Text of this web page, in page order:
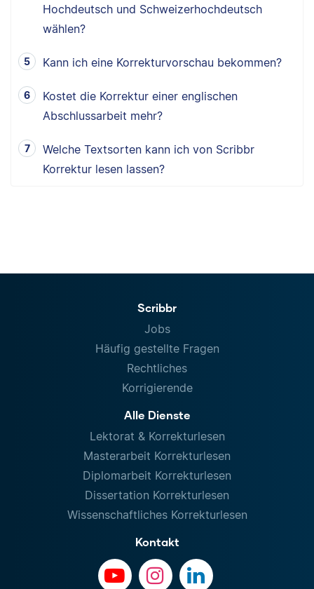
Hochdeutsch und Schweizerhochdeutsch
wählen?
Kann ich eine Korrekturvorschau bekommen?
Kostet die Korrektur einer englischen
Abschlussarbeit mehr?
Welche Textsorten kann ich von Scribbr
Korrektur lesen lassen?
Scribbr
Jobs
Häufig gestellte Fragen
Rechtliches
Korrigierende
Alle Dienste
Lektorat & Korrekturlesen
Masterarbeit Korrekturlesen
Diplomarbeit Korrekturlesen
Dissertation Korrekturlesen
Wissenschaftliches Korrekturlesen
Kontakt